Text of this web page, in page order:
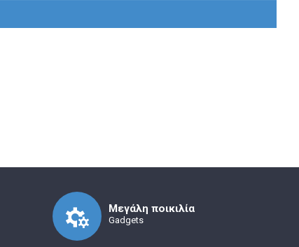
Μεγάλη ποικιλία
Gadgets